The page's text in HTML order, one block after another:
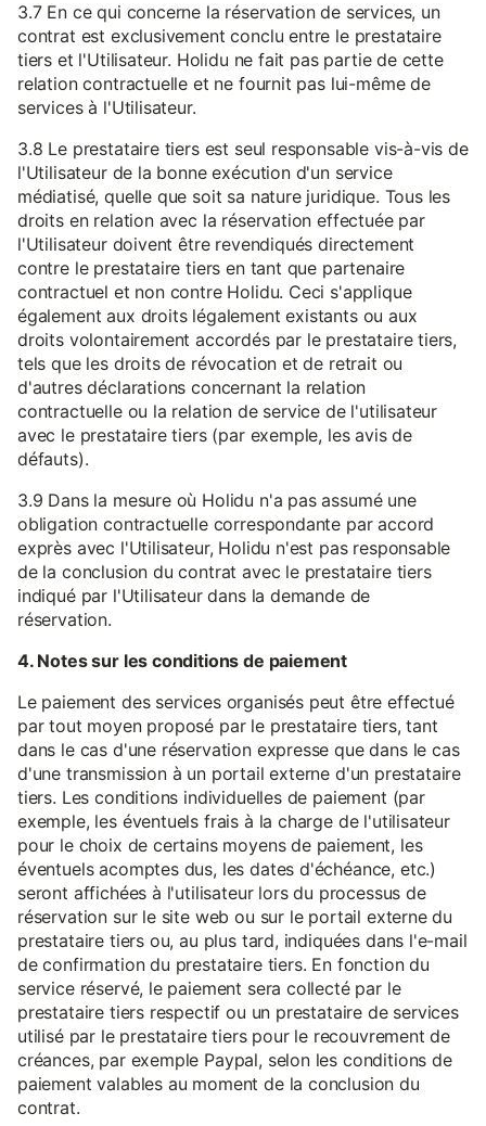
3.7 En ce qui concerne la réservation de services, un
contrat est exclusivement conclu entre le prestataire
tiers et l'Utilisateur. Holidu ne fait pas partie de cette
relation contractuelle et ne fournit pas lui-même de
services à l'Utilisateur.
3.8 Le prestataire tiers est seul responsable vis-à-vis de
l'Utilisateur de la bonne exécution d'un service
médiatisé, quelle que soit sa nature juridique. Tous les
droits en relation avec la réservation effectuée par
l'Utilisateur doivent être revendiqués directement
contre le prestataire tiers en tant que partenaire
contractuel et non contre Holidu. Ceci s'applique
également aux droits légalement existants ou aux
droits volontairement accordés par le prestataire tiers,
tels que les droits de révocation et de retrait ou
d'autres déclarations concernant la relation
contractuelle ou la relation de service de l'utilisateur
avec le prestataire tiers (par exemple, les avis de
défauts).
3.9 Dans la mesure où Holidu n'a pas assumé une
obligation contractuelle correspondante par accord
exprès avec l'Utilisateur, Holidu n'est pas responsable
de la conclusion du contrat avec le prestataire tiers
indiqué par l'Utilisateur dans la demande de
réservation.
4. Notes sur les conditions de paiement
Le paiement des services organisés peut être effectué
par tout moyen proposé par le prestataire tiers, tant
dans le cas d'une réservation expresse que dans le cas
d'une transmission à un portail externe d'un prestataire
tiers. Les conditions individuelles de paiement (par
exemple, les éventuels frais à la charge de l'utilisateur
pour le choix de certains moyens de paiement, les
éventuels acomptes dus, les dates d'échéance, etc.)
seront affichées à l'utilisateur lors du processus de
réservation sur le site web ou sur le portail externe du
prestataire tiers ou, au plus tard, indiquées dans l'e-mail
de confirmation du prestataire tiers. En fonction du
service réservé, le paiement sera collecté par le
prestataire tiers respectif ou un prestataire de services
utilisé par le prestataire tiers pour le recouvrement de
créances, par exemple Paypal, selon les conditions de
paiement valables au moment de la conclusion du
contrat.